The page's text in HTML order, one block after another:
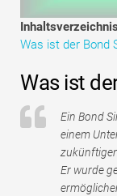
Vollständige
Inhaltsverzeichnis
Was ist der Bond
Was ist
Ein Bond
einem
Er wurde